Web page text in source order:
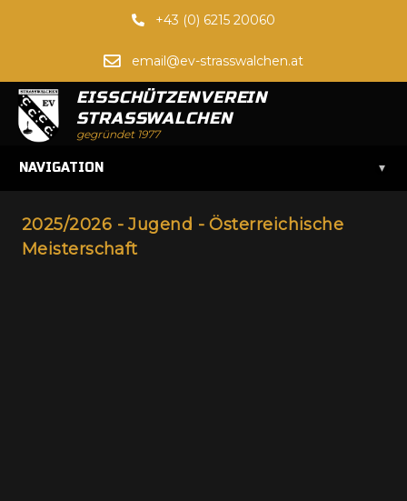
+43 (0) 6215 20060
email@ev-strasswalchen.at
EISSCHÜTZENVEREIN
STRASSWALCHEN
gegründet 1977
NAVIGATION ▾
2025/2026 - Jugend - Österreichische
Meisterschaft